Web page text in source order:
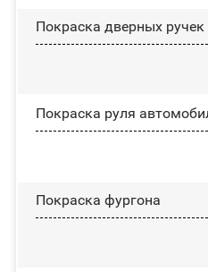
Покраска дверных
Покраска руля
Покраска фургона